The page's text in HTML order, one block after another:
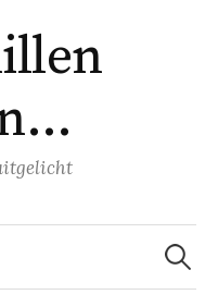
Zoeken
naar: